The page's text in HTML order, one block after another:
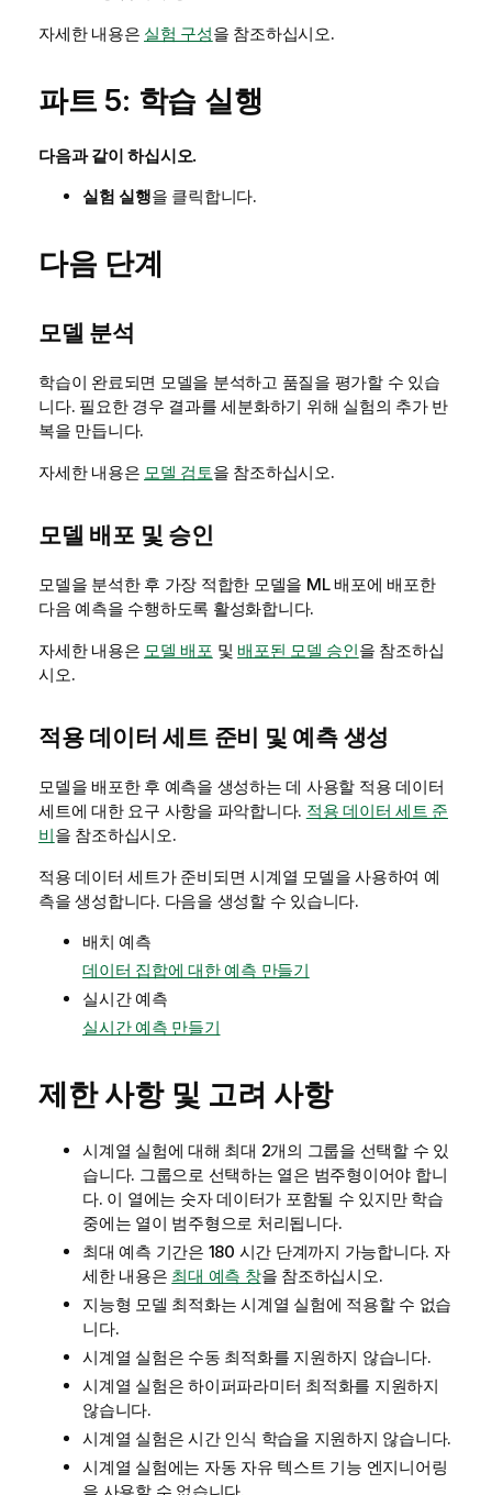
자세한 내용은 실험 구성을 참조하십시오.
파트 5: 학습 실행
다음과 같이 하십시오.
실험 실행을 클릭합니다.
다음 단계
모델 분석
학습이 완료되면 모델을 분석하고 품질을 평가할 수 있습
니다. 필요한 경우 결과를 세분화하기 위해 실험의 추가 반
복을 만듭니다.
자세한 내용은 모델 검토을 참조하십시오.
모델 배포 및 승인
모델을 분석한 후 가장 적합한 모델을 ML 배포에 배포한
다음 예측을 수행하도록 활성화합니다.
자세한 내용은 모델 배포 및 배포된 모델 승인을 참조하십
시오.
적용 데이터 세트 준비 및 예측 생성
모델을 배포한 후 예측을 생성하는 데 사용할 적용 데이터
세트에 대한 요구 사항을 파악합니다. 적용 데이터 세트 준
비을 참조하십시오.
적용 데이터 세트가 준비되면 시계열 모델을 사용하여 예
측을 생성합니다. 다음을 생성할 수 있습니다.
배치 예측
데이터 집합에 대한 예측 만들기
실시간 예측
실시간 예측 만들기
제한 사항 및 고려 사항
시계열 실험에 대해 최대 2개의 그룹을 선택할 수 있
습니다. 그룹으로 선택하는 열은 범주형이어야 합니
다. 이 열에는 숫자 데이터가 포함될 수 있지만 학습
중에는 열이 범주형으로 처리됩니다.
최대 예측 기간은 180 시간 단계까지 가능합니다. 자
세한 내용은 최대 예측 창을 참조하십시오.
지능형 모델 최적화는 시계열 실험에 적용할 수 없습
니다.
시계열 실험은 수동 최적화를 지원하지 않습니다.
시계열 실험은 하이퍼파라미터 최적화를 지원하지
않습니다.
시계열 실험은 시간 인식 학습을 지원하지 않습니다.
시계열 실험에는 자동 자유 텍스트 기능 엔지니어링
을 사용할 수 없습니다.